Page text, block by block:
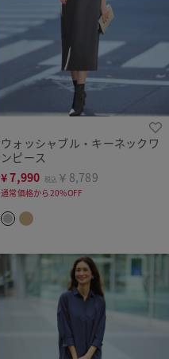
ウォッシャブル・キーネックワ
ンピース
¥7,990 税込 ￥8,789
通常価格から20%OFF